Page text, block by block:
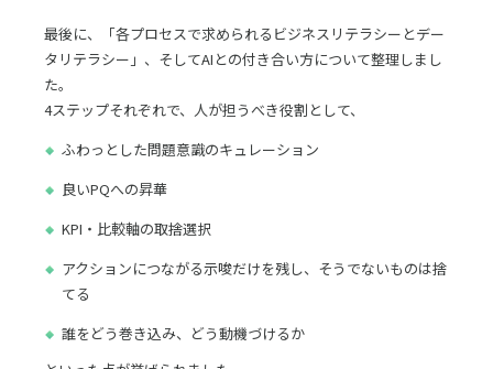
最後に、「各プロセスで求められるビジネスリテラシーとデー
タリテラシー」、そしてAIとの付き合い方について整理しまし
た。
4ステップそれぞれで、人が担うべき役割として、
ふわっとした問題意識のキュレーション
良いPQへの昇華
KPI・比較軸の取捨選択
アクションにつながる示唆だけを残し、そうでないものは捨
てる
誰をどう巻き込み、どう動機づけるか